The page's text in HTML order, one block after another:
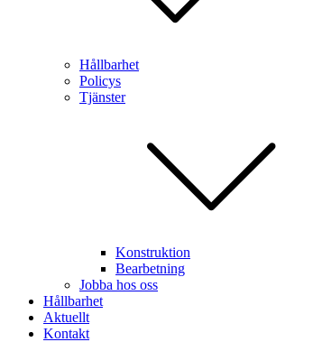
Hållbarhet
Policys
Tjänster
Konstruktion
Bearbetning
Jobba hos oss
Hållbarhet
Aktuellt
Kontakt